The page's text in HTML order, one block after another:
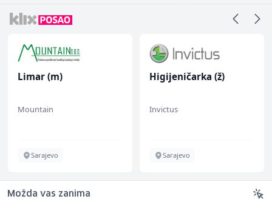
Limar (m)
Mountain
Sarajevo
Higijeničarka (ž)
Invictus
Sarajevo
Možda vas zanima